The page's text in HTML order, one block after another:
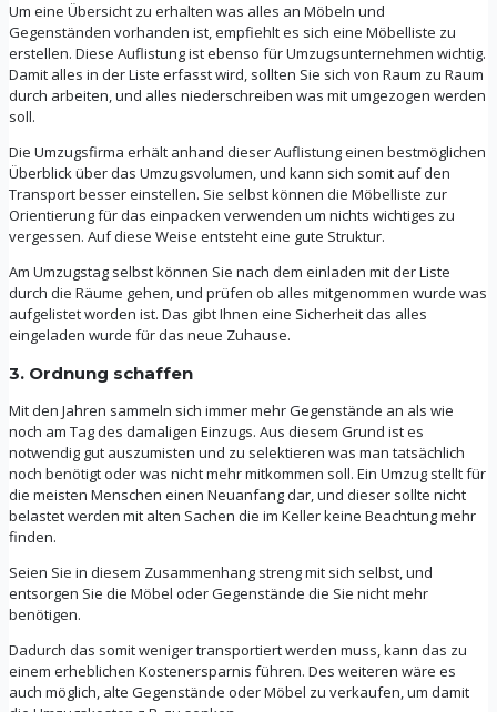
Um eine Übersicht zu erhalten was alles an Möbeln und
Gegenständen vorhanden ist, empfiehlt es sich eine Möbelliste zu
erstellen. Diese Auflistung ist ebenso für Umzugsunternehmen wichtig.
Damit alles in der Liste erfasst wird, sollten Sie sich von Raum zu Raum
durch arbeiten, und alles niederschreiben was mit umgezogen werden
soll.
Die Umzugsfirma erhält anhand dieser Auflistung einen bestmöglichen
Überblick über das Umzugsvolumen, und kann sich somit auf den
Transport besser einstellen. Sie selbst können die Möbelliste zur
Orientierung für das einpacken verwenden um nichts wichtiges zu
vergessen. Auf diese Weise entsteht eine gute Struktur.
Am Umzugstag selbst können Sie nach dem einladen mit der Liste
durch die Räume gehen, und prüfen ob alles mitgenommen wurde was
aufgelistet worden ist. Das gibt Ihnen eine Sicherheit das alles
eingeladen wurde für das neue Zuhause.
3. Ordnung schaffen
Mit den Jahren sammeln sich immer mehr Gegenstände an als wie
noch am Tag des damaligen Einzugs. Aus diesem Grund ist es
notwendig gut auszumisten und zu selektieren was man tatsächlich
noch benötigt oder was nicht mehr mitkommen soll. Ein Umzug stellt für
die meisten Menschen einen Neuanfang dar, und dieser sollte nicht
belastet werden mit alten Sachen die im Keller keine Beachtung mehr
finden.
Seien Sie in diesem Zusammenhang streng mit sich selbst, und
entsorgen Sie die Möbel oder Gegenstände die Sie nicht mehr
benötigen.
Dadurch das somit weniger transportiert werden muss, kann das zu
einem erheblichen Kostenersparnis führen. Des weiteren wäre es
auch möglich, alte Gegenstände oder Möbel zu verkaufen, um damit